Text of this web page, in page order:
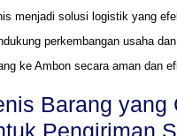
menjadi solusi logistik yang
perkembangan usaha
ke Ambon secara aman dan
Barang yang
Pengiriman